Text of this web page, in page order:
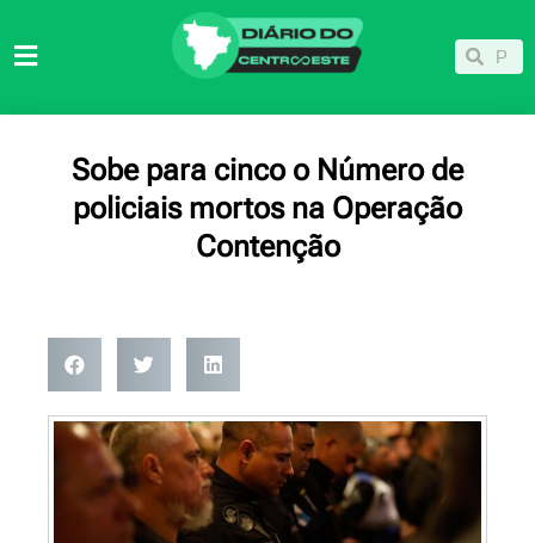
para
Pesquisar
Sobe para cinco o Número de
policiais mortos na Operação
Contenção